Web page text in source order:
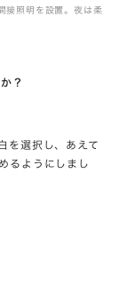
接照明を設置。夜は柔
？
を選択し、あえて
るようにしまし